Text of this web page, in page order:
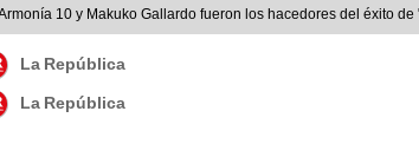
10 y Makuko Gallardo fueron los hacedores del éxito
La República
La República